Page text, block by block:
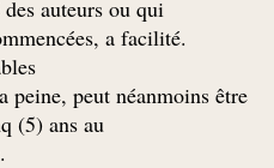
auteurs ou qui
a facilité
peine, peut néanmoins être
(5) ans au
.moins et dix (10) ans au plus